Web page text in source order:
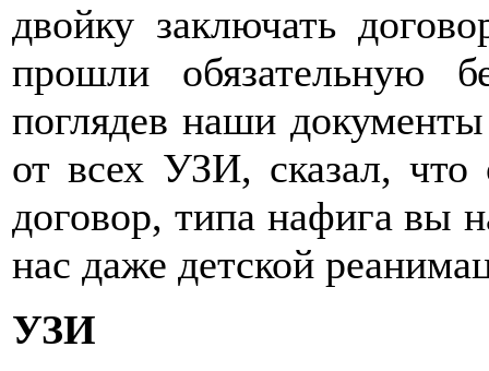
двойку заключать
прошли обязательную
поглядев наши
от всех УЗИ, сказал, что
договор, типа нафига вы
нас даже детской
УЗИ